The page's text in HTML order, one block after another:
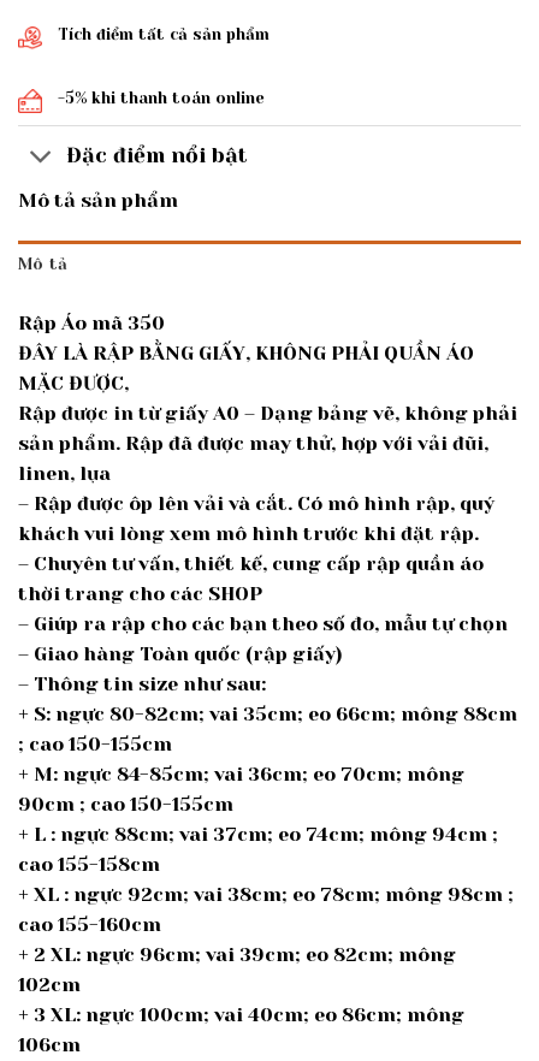
Tích điểm tất cả sản phẩm
-5% khi thanh toán online
Đặc điểm nổi bật
Mô tả sản phẩm
Mô tả
Rập Áo mã 350
ĐÂY LÀ RẬP BẰNG GIẤY, KHÔNG PHẢI QUẦN ÁO
MẶC ĐƯỢC,
Rập được in từ giấy A0 – Dạng bảng vẽ, không phải
sản phẩm. Rập đã được may thử, hợp với vải đũi,
linen, lụa
– Rập được ôp lên vải và cắt. Có mô hình rập, quý
khách vui lòng xem mô hình trước khi đặt rập.
– Chuyên tư vấn, thiết kế, cung cấp rập quần áo
thời trang cho các SHOP
– Giúp ra rập cho các bạn theo số đo, mẫu tự chọn
– Giao hàng Toàn quốc (rập giấy)
– Thông tin size như sau:
+ S: ngực 80-82cm; vai 35cm; eo 66cm; mông 88cm
; cao 150-155cm
+ M: ngực 84-85cm; vai 36cm; eo 70cm; mông
90cm ; cao 150-155cm
+ L : ngực 88cm; vai 37cm; eo 74cm; mông 94cm ;
cao 155-158cm
+ XL : ngực 92cm; vai 38cm; eo 78cm; mông 98cm ;
cao 155-160cm
+ 2 XL: ngực 96cm; vai 39cm; eo 82cm; mông
102cm
+ 3 XL: ngực 100cm; vai 40cm; eo 86cm; mông
106cm